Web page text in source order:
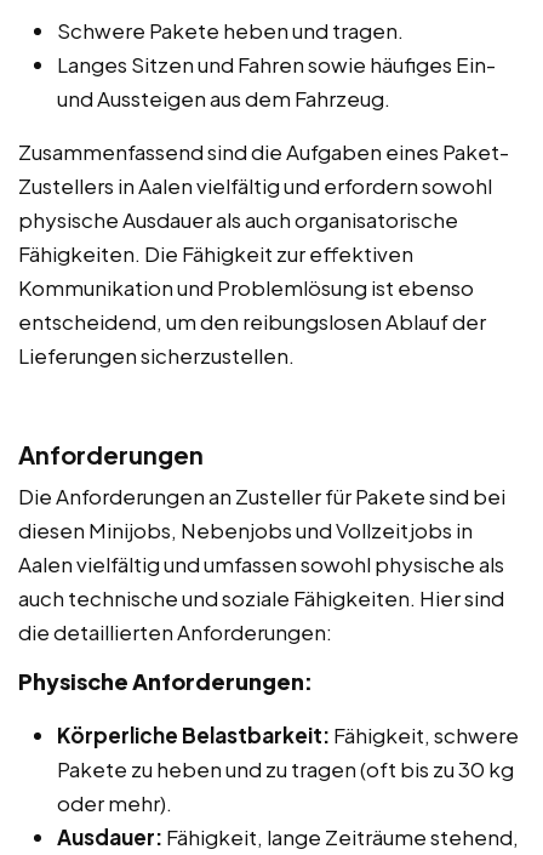
Schwere Pakete heben und tragen.
Langes Sitzen und Fahren sowie häufiges Ein-
und Aussteigen aus dem Fahrzeug.
Zusammenfassend sind die Aufgaben eines Paket-
Zustellers in Aalen vielfältig und erfordern sowohl
physische Ausdauer als auch organisatorische
Fähigkeiten. Die Fähigkeit zur effektiven
Kommunikation und Problemlösung ist ebenso
entscheidend, um den reibungslosen Ablauf der
Lieferungen sicherzustellen.
Anforderungen
Die Anforderungen an Zusteller für Pakete sind bei
diesen Minijobs, Nebenjobs und Vollzeitjobs in
Aalen vielfältig und umfassen sowohl physische als
auch technische und soziale Fähigkeiten. Hier sind
die detaillierten Anforderungen:
Physische Anforderungen:
Körperliche Belastbarkeit: Fähigkeit, schwere
Pakete zu heben und zu tragen (oft bis zu 30 kg
oder mehr).
Ausdauer: Fähigkeit, lange Zeiträume stehend,